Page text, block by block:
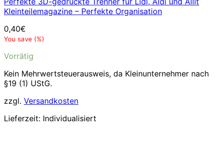
Kleinteilemagazine – Perfekte Organisation
0,40€
You save (%)
Vorrätig
Kein Mehrwertsteuerausweis, da Kleinunternehmer nach
§19 (1) UStG.
zzgl. Versandkosten
Lieferzeit: Individualisiert